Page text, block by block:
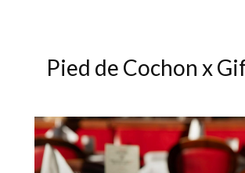
Pied de Cochon x